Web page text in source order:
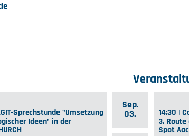
Sprechstunde "Umsetzung
Ideen" in der
Sep.
03.
14:30 |
3.
Spot